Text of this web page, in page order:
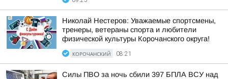
Николай Нестеров: Уважаемые спортсмены,
тренеры, ветераны спорта и любители
физической культуры Корочанского округа!
КОРОЧАНСКИЙ 08:21
Силы ПВО за ночь сбили 397 БПЛА ВСУ над